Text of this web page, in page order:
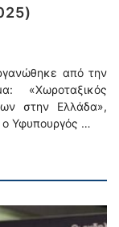
από την
«Χωροταξικός
στην Ελλάδα»,
ο Υφυπουργός …